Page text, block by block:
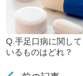
Q.手足口病に関し
いるものはどれ？